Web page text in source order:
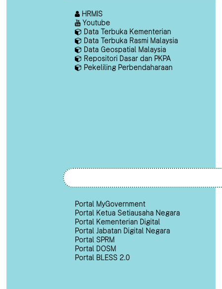
HRMIS
Youtube
Data Terbuka Kementerian
Data Terbuka Rasmi Malaysia
Data Geospatial Malaysia
Repositori Dasar dan PKPA
Pekeliling Perbendaharaan
Portal MyGovernment
Portal Ketua Setiausaha Negara
Portal Kementerian Digital
Portal Jabatan Digital Negara
Portal SPRM
Portal DOSM
Portal BLESS 2.0